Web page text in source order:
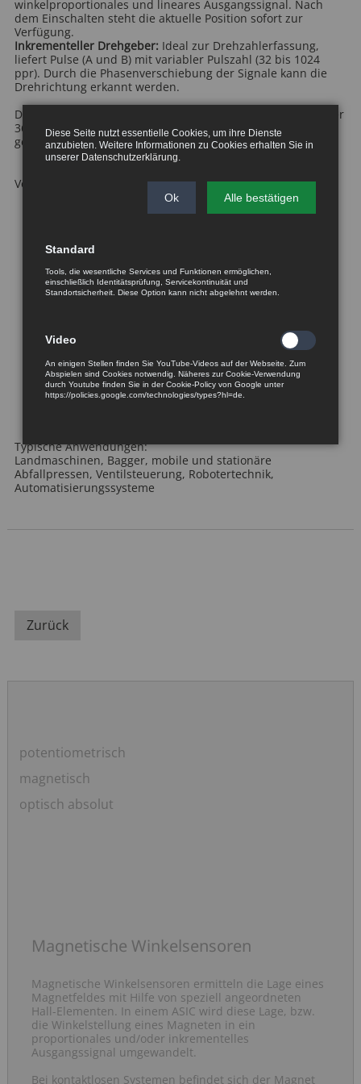
winkelproportionales und lineares Ausgangssignal. Nach
dem Einschalten steht die aktuelle Position sofort zur
Verfügung.
Inkrementeller Drehgeber: Ideal zur Drehzahlerfassung,
liefert Pulse (A und B) mit variabler Pulszahl (32 bis 1024
ppr). Durch die Phasenverschiebung der Signale kann die
Drehrichtung erkannt werden.
Der Sensor bietet eine hohe Auflösung von bis zu 12 Bit über
360°, was eine äußerst präzise Winkelmessung
gewährleistet.
Vorteile des Sensors:
Einfache Montage mit standardisierten
Präzise Messung mit bis zu 12-Bit-Auflösung
Sofort verfügbare Position nach Einschalten bei
absoluten Versionen
Steuerungssysteme
Robuste Bauweise für lange Haltbarkeit in rauen
Umgebungen
Typische Anwendungen:
Landmaschinen, Bagger, mobile und stationäre
Abfallpressen, Ventilsteuerung, Robotertechnik,
Automatisierungssysteme
Zurück
Navigation
überspringen
potentiometrisch
magnetisch
optisch absolut
Magnetische Winkelsensoren
Magnetische Winkelsensoren ermitteln die Lage eines
Magnetfeldes mit Hilfe von speziell angeordneten
Hall-Elementen. In einem ASIC wird diese Lage, bzw.
die Winkelstellung eines Magneten in ein
proportionales und/oder inkrementelles
Ausgangssignal umgewandelt.
Bei kontaktlosen Systemen befindet sich der Magnet
Diese Seite nutzt essentielle Cookies, um ihre Dienste
anzubieten. Weitere Informationen zu Cookies erhalten Sie in
unserer Datenschutzerklärung
Ok Alle bestätigen
Standard
Tools, die wesentliche Services und Funktionen ermöglichen,
einschließlich Identitätsprüfung, Servicekontinuität und
Standortsicherheit. Diese Option kann nicht abgelehnt werden.
Video
An einigen Stellen finden Sie YouTube-Videos auf der Webseite. Zum
Abspielen sind Cookies notwendig. Näheres zur Cookie-Verwendung
durch Youtube finden Sie in der Cookie-Policy von Google unter
https://policies.google.com/technologies/types?hl=de.